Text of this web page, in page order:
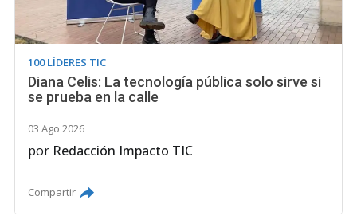
100 LÍDERES TIC
Diana Celis: La tecnología pública solo sirve si
se prueba en la calle
03 Ago 2026
por Redacción Impacto TIC
Compartir